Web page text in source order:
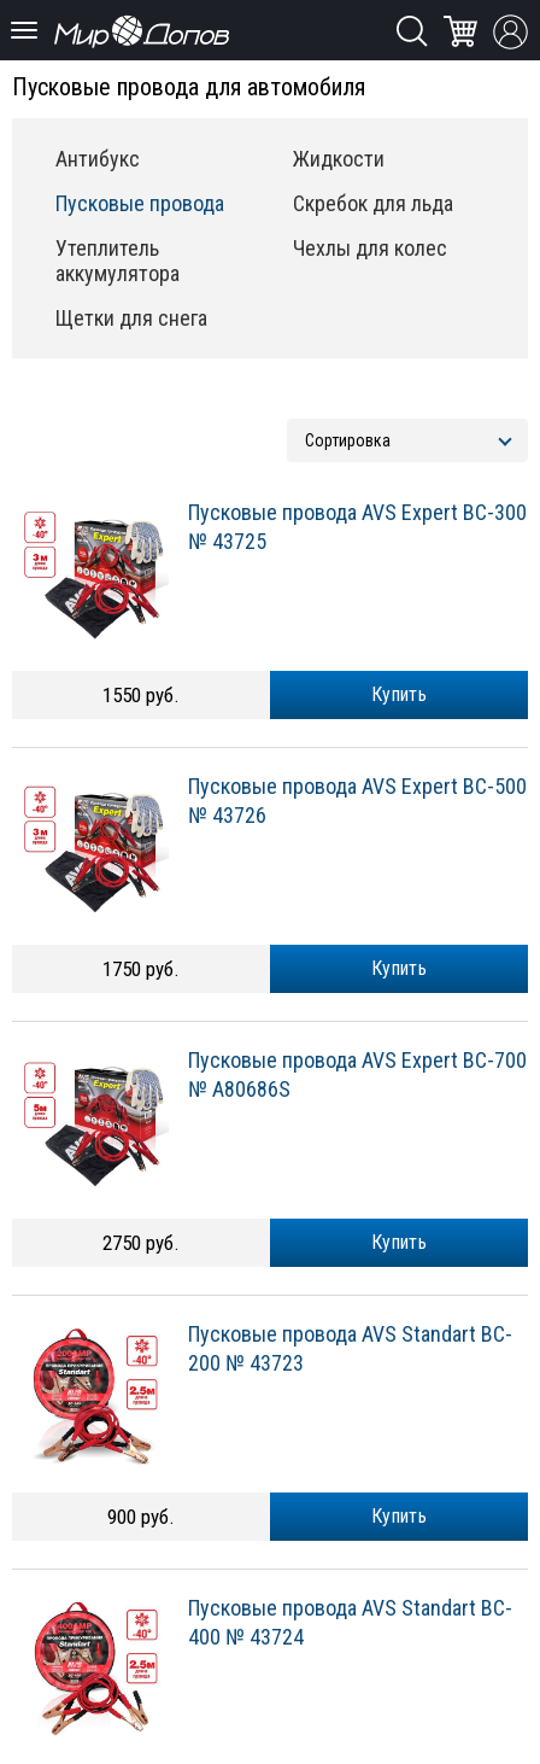
Пусковые провода для автомобиля
Антибукс
Жидкости
Пусковые провода
Скребок для льда
Утеплитель
аккумулятора
Чехлы для колес
Щетки для снега
Пусковые провода AVS Expert BC-300
№ 43725
Купить
1550 руб.
Пусковые провода AVS Expert BC-500
№ 43726
Купить
1750 руб.
Пусковые провода AVS Expert BC-700
№ A80686S
Купить
2750 руб.
Пусковые провода AVS Standart BC-
200 № 43723
Купить
900 руб.
Пусковые провода AVS Standart BC-
400 № 43724